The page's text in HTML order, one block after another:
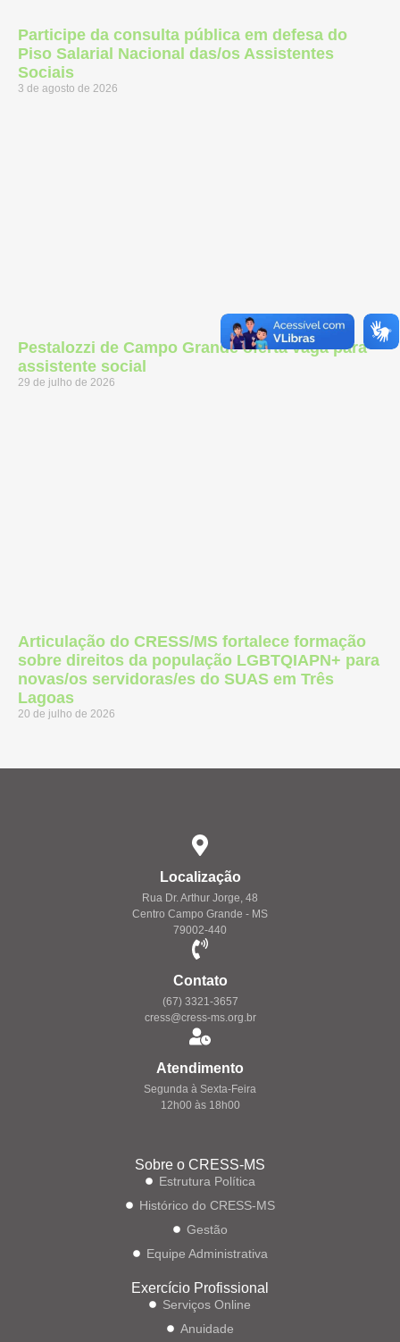
Participe da consulta pública em defesa do
Piso Salarial Nacional das/os Assistentes
Sociais
3 de agosto de 2026
Pestalozzi de Campo Grande oferta vaga para
assistente social
29 de julho de 2026
Articulação do CRESS/MS fortalece formação
sobre direitos da população LGBTQIAPN+ para
novas/os servidoras/es do SUAS em Três
Lagoas
20 de julho de 2026
Localização
Rua Dr. Arthur Jorge, 48
Centro Campo Grande - MS
79002-440
Contato
(67) 3321-3657
cress@cress-ms.org.br
Atendimento
Segunda à Sexta-Feira
12h00 às 18h00
Sobre o CRESS-MS
Estrutura Política
Histórico do CRESS-MS
Gestão
Equipe Administrativa
Exercício Profissional
Serviços Online
Anuidade